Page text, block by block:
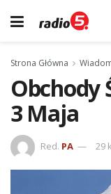
Strona Główna
Obchody
3 Maja
Red. PA 29